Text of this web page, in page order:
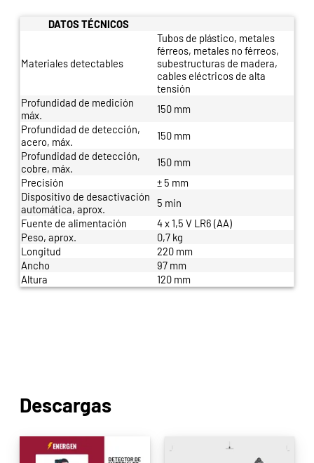
DATOS TÉCNICOS
Materiales detectables
Tubos de plástico, metales
férreos, metales no férreos,
subestructuras de madera,
cables eléctricos de alta
tensión
Profundidad de medición
máx.
150 mm
Profundidad de detección,
acero, máx.
150 mm
Profundidad de detección,
cobre, máx.
150 mm
Precisión
± 5 mm
Dispositivo de desactivación
automática, aprox.
5 min
Fuente de alimentación
4 x 1,5 V LR6 (AA)
Peso, aprox.
0,7 kg
Longitud
220 mm
Ancho
97 mm
Altura
120 mm
Descargas